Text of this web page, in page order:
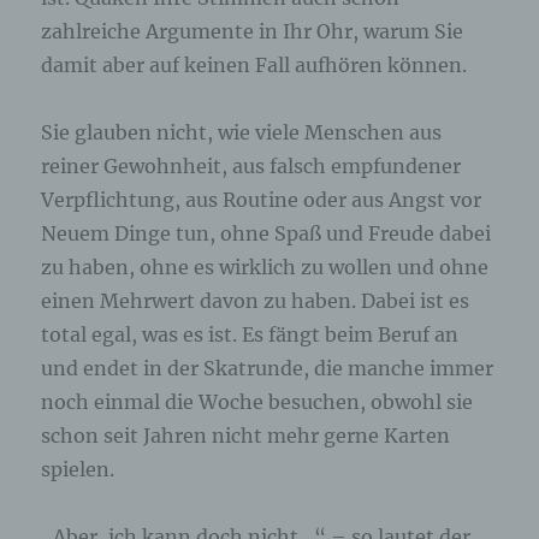
zahlreiche Argumente in Ihr Ohr, warum Sie
damit aber auf keinen Fall aufhören können.
Sie glauben nicht, wie viele Menschen aus
reiner Gewohnheit, aus falsch empfundener
Verpflichtung, aus Routine oder aus Angst vor
Neuem Dinge tun, ohne Spaß und Freude dabei
zu haben, ohne es wirklich zu wollen und ohne
einen Mehrwert davon zu haben. Dabei ist es
total egal, was es ist. Es fängt beim Beruf an
und endet in der Skatrunde, die manche immer
noch einmal die Woche besuchen, obwohl sie
schon seit Jahren nicht mehr gerne Karten
spielen.
angegebenen personenbezogenen Daten
Die betroffene Person hat die Möglichkeit, sich auf
der Internetseite des für die Verarbeitung
Verantwortlichen unter Angabe von
personenbezogenen Daten zu registrieren.
Welche personenbezogenen Daten dabei an den
für die Verarbeitung Verantwortlichen übermittelt
werden, ergibt sich aus der jeweiligen
Eingabemaske, die für die Registrierung
verwendet wird. Die von der betroffenen Person
ausschließlich für die interne Verwendung bei dem
für die Verarbeitung Verantwortlichen und für
eigene Zwecke erhoben und gespeichert. Der für
die Verarbeitung Verantwortliche kann die
Weitergabe an einen oder mehrere
Auftragsverarbeiter, beispielsweise einen
personenbezogenen Daten ebenfalls